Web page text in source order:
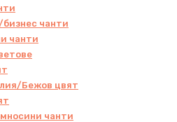
чанти
чанти
Бежов цвят
чанти